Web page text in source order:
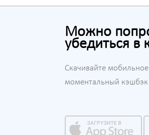
Можно
убедиться в
Скачивайте
моментальный кэшбэк